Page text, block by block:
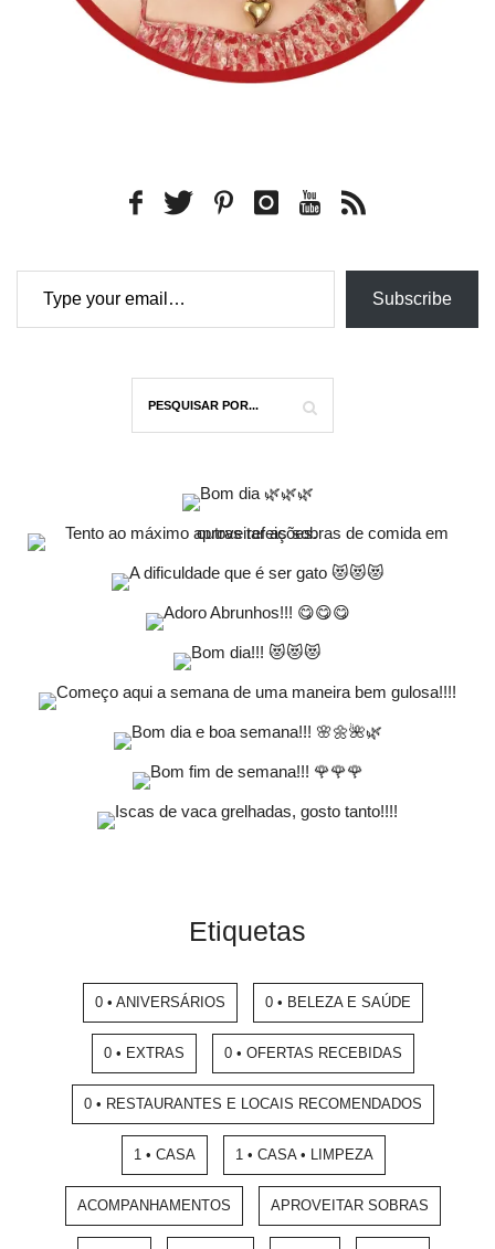
Type your email…
Subscribe
Etiquetas
0 • ANIVERSÁRIOS 0 • BELEZA E SAÚDE
0 • EXTRAS 0 • OFERTAS RECEBIDAS
0 • RESTAURANTES E LOCAIS RECOMENDADOS
1 • CASA 1 • CASA • LIMPEZA
ACOMPANHAMENTOS APROVEITAR SOBRAS